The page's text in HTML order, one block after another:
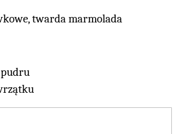
twarda marmolada